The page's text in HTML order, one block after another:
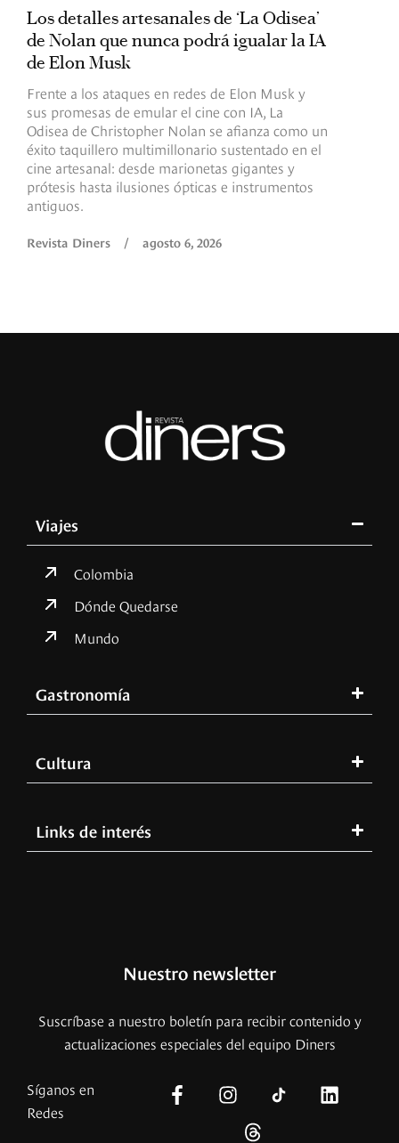
Los detalles artesanales de ‘La Odisea’
de Nolan que nunca podrá igualar la IA
de Elon Musk
Frente a los ataques en redes de Elon Musk y
sus promesas de emular el cine con IA, La
Odisea de Christopher Nolan se afianza como un
éxito taquillero multimillonario sustentado en el
cine artesanal: desde marionetas gigantes y
prótesis hasta ilusiones ópticas e instrumentos
antiguos.
Revista Diners / agosto 6, 2026
Viajes
Colombia
Dónde Quedarse
Mundo
Gastronomía
Cultura
Links de interés
Nuestro newsletter
Suscríbase a nuestro boletín para recibir contenido y
actualizaciones especiales del equipo Diners
Síganos en
Redes